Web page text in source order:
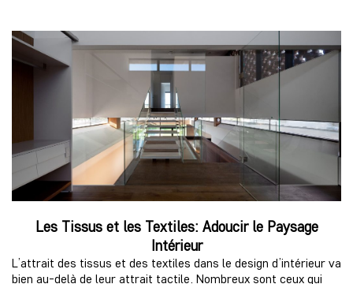
Les Tissus et les Textiles: Adoucir le Paysage
Intérieur
L’attrait des tissus et des textiles dans le design d’intérieur va
bien au-delà de leur attrait tactile. Nombreux sont ceux qui